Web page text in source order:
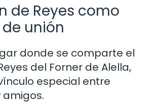
de Reyes como
unión
donde se comparte el
del Forner de Alella,
especial entre